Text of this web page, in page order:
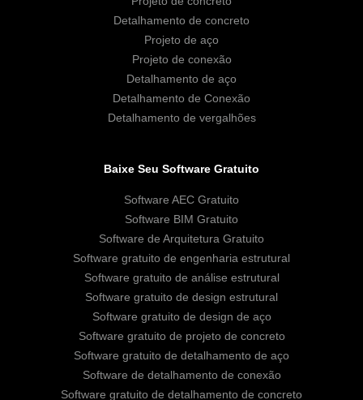
Detalhamento de concreto
Projeto de aço
Projeto de conexão
Detalhamento de aço
Detalhamento de Conexão
Detalhamento de vergalhões
Baixe Seu Software Gratuito
Software AEC Gratuito
Software BIM Gratuito
Software de Arquitetura Gratuito
Software gratuito de engenharia estrutural
Software gratuito de análise estrutural
Software gratuito de design estrutural
Software gratuito de design de aço
Software gratuito de projeto de concreto
Software gratuito de detalhamento de aço
Software de detalhamento de conexão
Software gratuito de detalhamento de concreto